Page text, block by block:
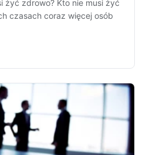
żyć zdrowo? Kto nie musi żyć
czasach coraz więcej osób